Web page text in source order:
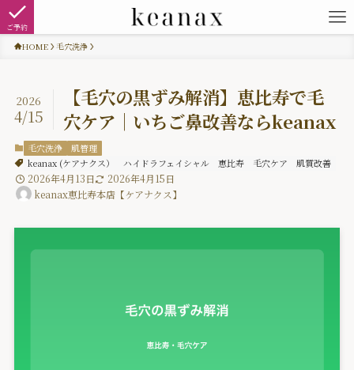
ご予約
HOME 毛穴洗浄
【毛穴の黒ずみ解消】恵比寿で毛
穴ケア｜いちご鼻改善ならkeanax
2026
4/15
毛穴洗浄
肌管理
keanax (ケアナクス）
ハイドラフェイシャル 恵比寿 毛穴ケア 肌質改善
2026年4月13日
2026年4月15日
keanax恵比寿本店【ケアナクス】